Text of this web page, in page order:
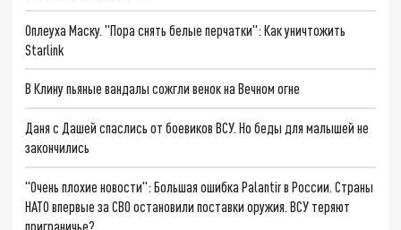
Оплеуха Маску. "Пора снять белые перчатки": Как уничтожить
Starlink
В Клину пьяные вандалы сожгли венок на Вечном огне
Даня с Дашей спаслись от боевиков ВСУ. Но беды для малышей не
закончились
"Очень плохие новости": Большая ошибка Palantir в России. Страны
НАТО впервые за СВО остановили поставки оружия. ВСУ теряют
приграничье?